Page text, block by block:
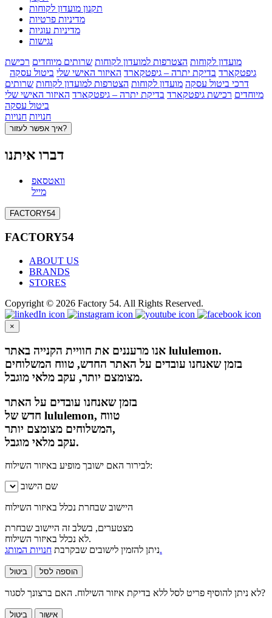
תקנון מועדון לקוחות
מדיניות פרטיות
מדיניות עוגיות
נגישות
מועדון לקוחות הצטרפות למועדון לקוחות שרותים מיוחדים רכישת
גיפטקארד בדיקת יתרה – גיפטקארד האיזור האישי שלי ביטול עסקה
דרכי ביטול עסקה מועדון לקוחות הצטרפות למועדון לקוחות שרותים
מיוחדים רכישת גיפטקארד בדיקת יתרה – גיפטקארד האיזור האישי שלי
ביטול עסקה
חנויות חנויות
איך אפשר לעזור?
דברו איתנו
וואטסאפ
מייל
FACTORY54
FACTORY54
ABOUT US
BRANDS
STORES
Copyright © 2026 Factory 54. All Rights Reserved.
×
אנו מרעננים את חוויית הקנייה באתר lululemon.
בזמן שאנחנו עובדים על האתר החדש, טווח המשלוחים
מצומצם יותר, עקב מלאי מוגבל.
בזמן שאנחנו עובדים על האתר
חדש של lululemon, טווח
המשלוחים מצומצם יותר,
עקב מלאי מוגבל.
לבירור האם ישובך מופיע באיזור השילוח:
שם הישוב
היישוב שבחרת נכלל באיזור השילוח
מצטערים, בשלב זה היישוב שבחרת
לא נכלל באיזור השילוח.
ניתן להזמין לישובים שבקרבתחנויות המותג.
ביטול הוספה לסל
לא ניתן להוסיף פריט לסל ללא בדיקת איזור השילוח. האם ברצונך לסגור?
ביטול אישור